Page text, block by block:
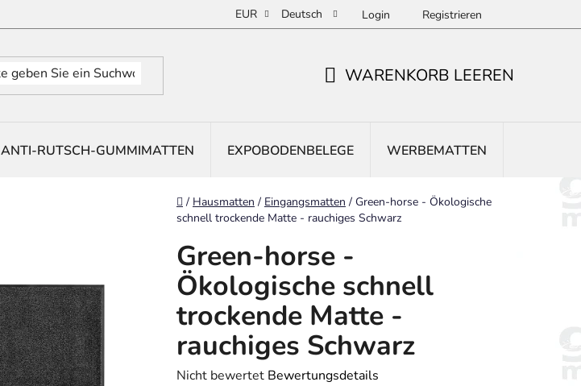
EUR Deutsch Login Registrieren
WARENKORB LEEREN
ANTI-RUTSCH-GUMMIMATTEN EXPOBODENBELEGE WERBEMATTEN
Startseite
/ Hausmatten / Eingangsmatten / Green-horse - Ökologische
schnell trockende Matte - rauchiges Schwarz
Green-horse -
Ökologische schnell
trockende Matte -
rauchiges Schwarz
Die
Nicht bewertet Bewertungsdetails